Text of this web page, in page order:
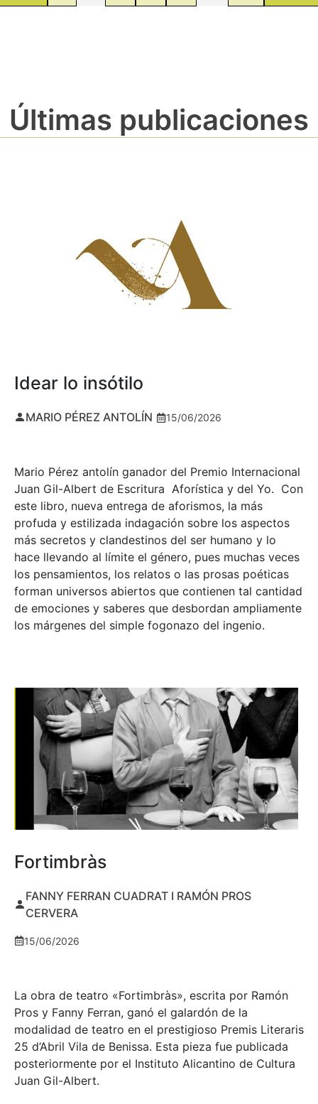
Últimas publicaciones
Idear lo insótilo
MARIO PÉREZ ANTOLÍN 15/06/2026
Mario Pérez antolín ganador del Premio Internacional
Juan Gil-Albert de Escritura Aforística y del Yo. Con
este libro, nueva entrega de aforismos, la más
profuda y estilizada indagación sobre los aspectos
más secretos y clandestinos del ser humano y lo
hace llevando al límite el género, pues muchas veces
los pensamientos, los relatos o las prosas poéticas
forman universos abiertos que contienen tal cantidad
de emociones y saberes que desbordan ampliamente
los márgenes del simple fogonazo del ingenio.
Fortimbràs
FANNY FERRAN CUADRAT I RAMÓN PROS
CERVERA
15/06/2026
La obra de teatro «Fortimbràs», escrita por Ramón
Pros y Fanny Ferran, ganó el galardón de la
modalidad de teatro en el prestigioso Premis Literaris
25 d’Abril Vila de Benissa. Esta pieza fue publicada
posteriormente por el Instituto Alicantino de Cultura
Juan Gil-Albert.